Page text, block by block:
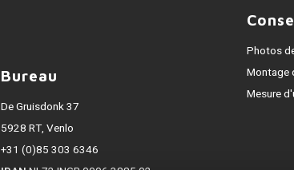
Bureau
De Gruisdonk 37
5928 RT, Venlo
+31 (0)85 303 6346
Photos
Montage
Mesure